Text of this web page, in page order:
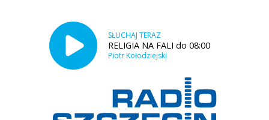
SŁUCHAJ TERAZ
RELIGIA NA FALI do 08:00
Piotr Kołodziejski